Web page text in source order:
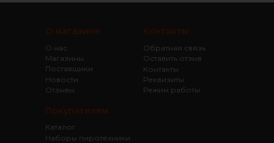
Покупателям
О магазине
О нас
Магазины
Поставщики
Новости
Отзывы
Каталог
Наборы пиротехники
Контакты
Обратная связь
Оставить отзыв
Контакты
Реквизиты
Режим работы